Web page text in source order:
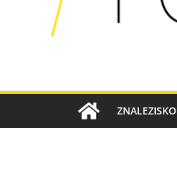
ZNALEZISKO